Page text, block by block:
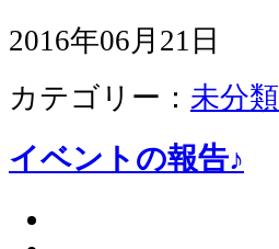
2016年06月21日
カテゴリー： 未分類
イベントの報告♪